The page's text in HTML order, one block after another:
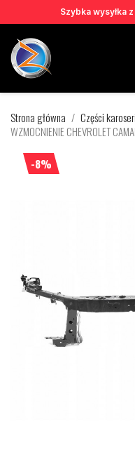
Szybka wysyłka
Strona główna Części
WZMOCNIENIE CHEVROLET
-8%